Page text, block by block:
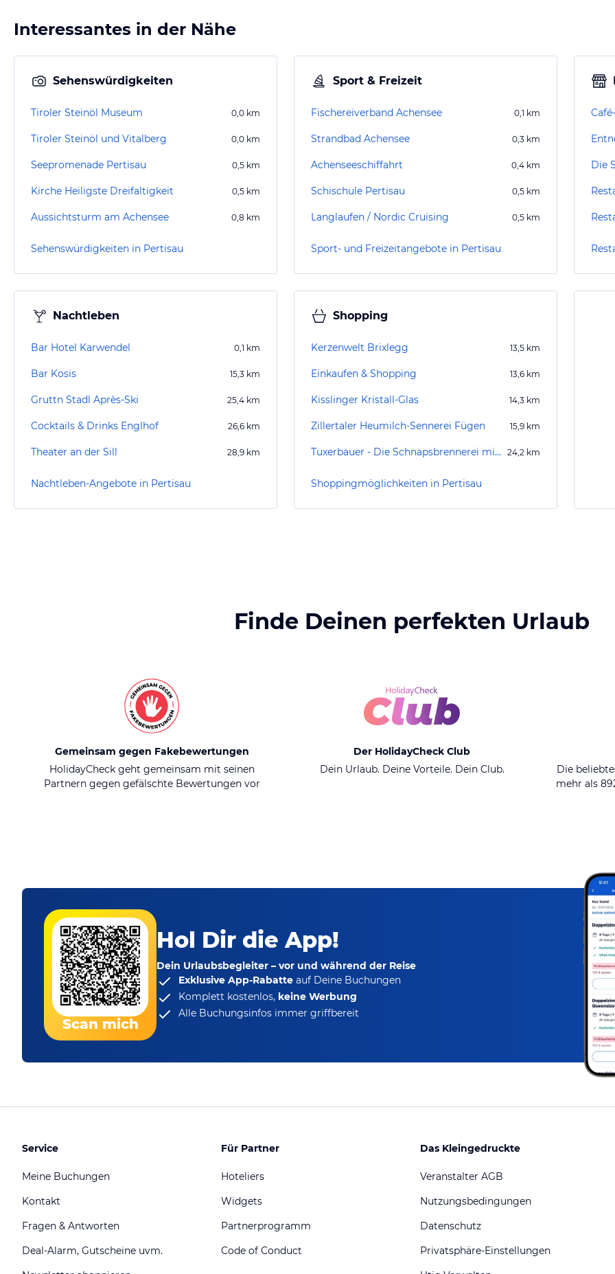
Interessantes in der Nähe
Sehenswürdigkeiten
Tiroler Steinöl Museum 0,0 km
Tiroler Steinöl und Vitalberg 0,0 km
Seepromenade Pertisau 0,5 km
Kirche Heiligste Dreifaltigkeit 0,5 km
Aussichtsturm am Achensee 0,8 km
Sehenswürdigkeiten in Pertisau
Sport & Freizeit
Fischereiverband Achensee 0,1 km
Strandbad Achensee 0,3 km
Achenseeschiffahrt 0,4 km
Schischule Pertisau 0,5 km
Langlaufen / Nordic Cruising 0,5 km
Sport- und Freizeitangebote in Pertisau
Die
Nachtleben
Bar Hotel Karwendel 0,1 km
Bar Kosis 15,3 km
Gruttn Stadl Après-Ski 25,4 km
Cocktails & Drinks Englhof 26,6 km
Theater an der Sill 28,9 km
Nachtleben-Angebote in Pertisau
Shopping
Kerzenwelt Brixlegg 13,5 km
Einkaufen & Shopping 13,6 km
Kisslinger Kristall-Glas 14,3 km
Zillertaler Heumilch-Sennerei Fügen 15,9 km
Tuxerbauer - Die Schnapsbrennerei mit Bauernladen 24,2 km
Shoppingmöglichkeiten in Pertisau
Finde Deinen perfekten Urlaub
Gemeinsam gegen Fakebewertungen
HolidayCheck geht gemeinsam mit seinen
Partnern gegen gefälschte Bewertungen vor
Der HolidayCheck Club
Dein Urlaub. Deine Vorteile. Dein Club.
Die
mehr als
Scan mich
Hol Dir die App!
Dein Urlaubsbegleiter – vor und während der Reise
Exklusive App-Rabatte auf Deine Buchungen
Komplett kostenlos, keine Werbung
Alle Buchungsinfos immer griffbereit
Service
Meine Buchungen
Kontakt
Fragen & Antworten
Deal-Alarm, Gutscheine uvm.
Für Partner
Hoteliers
Widgets
Partnerprogramm
Code of Conduct
Das Kleingedruckte
Veranstalter AGB
Nutzungsbedingungen
Datenschutz
Privatsphäre-Einstellungen